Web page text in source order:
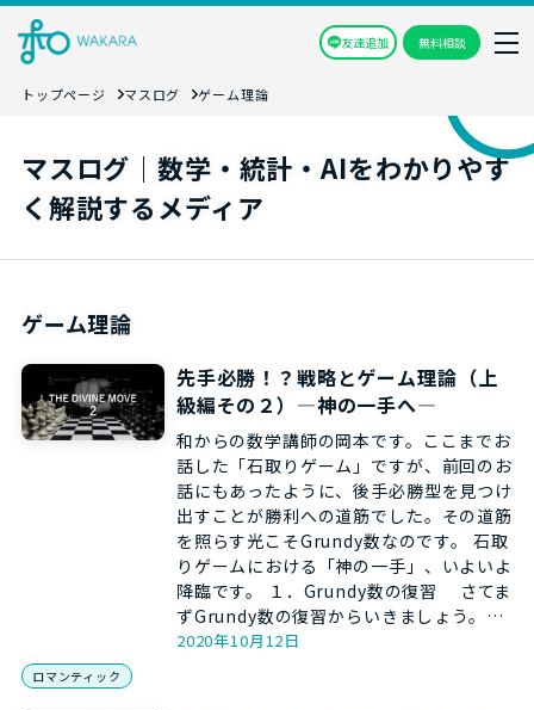
友達追加 無料相談
トップページ マスログ ゲーム理論
マスログ｜数学・統計・AIをわかりやす
く解説するメディア
ゲーム理論
先手必勝！？戦略とゲーム理論（上
級編その２）―神の一手へ―
和からの数学講師の岡本です。ここまでお
話した「石取りゲーム」ですが、前回のお
話にもあったように、後手必勝型を見つけ
出すことが勝利への道筋でした。その道筋
を照らす光こそGrundy数なのです。 石取
りゲームにおける「神の一手」、いよいよ
降臨です。 １．Grundy数の復習 さてま
ずGrundy数の復習からいきましょう。…
2020年10月12日
ロマンティック